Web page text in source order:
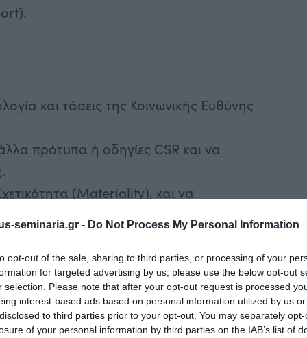
seminaria.gr - Do Not Process My Personal Information
opt-out of the sale, sharing to third parties, or processing of your
for targeted advertising by us, please use the below opt-out
selection. Please note that after your opt-out request is processed
interest-based ads based on personal information utilized by us
to third parties prior to your opt-out. You may separately
of your personal information by third parties on the IAB’s list of
και τάσεις της Κοινωνικής Ευθύνης
πρότυπα ή οδηγίες CSR και να
(Materiality), και να
με παραδείγματα
να παρουσιάσει διαφορετικά
Compact, GRI, AA 1000 κλπ